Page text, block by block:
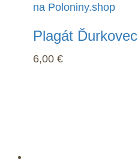
na Poloniny.shop
Plagát Ďurkovec
6,00 €